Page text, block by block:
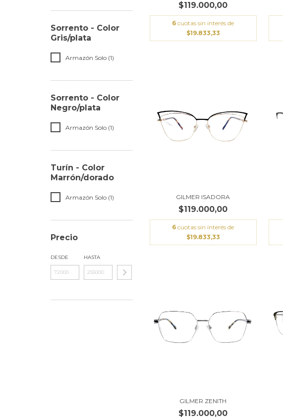
Sorrento - Color
Gris/plata
Armazón Solo (1)
Sorrento - Color
Negro/plata
Armazón Solo (1)
Turín - Color
Marrón/dorado
Armazón Solo (1)
Precio
DESDE HASTA
$119.000,00
6 cuotas sin interés de
$19.833,33
GILMER ISADORA
$119.000,00
6 cuotas sin interés de
$19.833,33
GILMER ZENITH
$119.000,00